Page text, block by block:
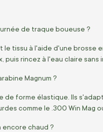
de traque boueuse ?
tissu à l'aide d'une brosse
rincez à l'eau claire sans
Magnum ?
forme élastique. Ils
comme le .300 Win Mag
chaud ?